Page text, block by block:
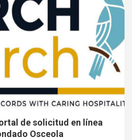
de solicitud en línea
Osceola